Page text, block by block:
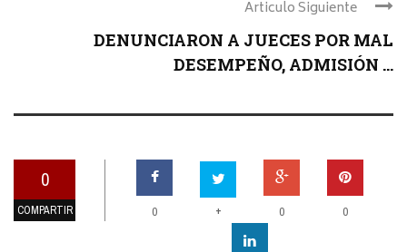
Articulo Siguiente
DENUNCIARON A JUECES POR MAL
DESEMPEÑO, ADMISIÓN ...
0
COMPARTIR 0 + 0 0